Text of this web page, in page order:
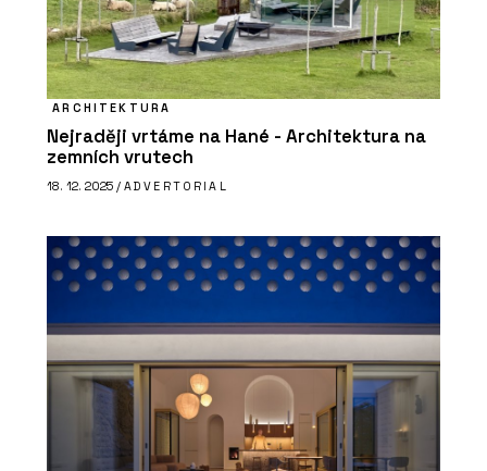
ARCHITEKTURA
Nejraději vrtáme na Hané - Architektura na
zemních vrutech
18. 12. 2025 / ADVERTORIAL